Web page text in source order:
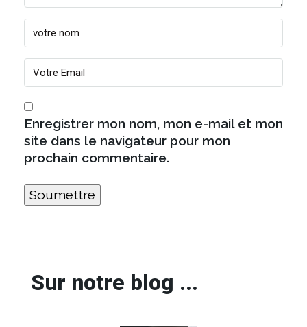
Enregistrer mon nom, mon e-mail et mon
site dans le navigateur pour mon
prochain commentaire.
Sur notre blog ...